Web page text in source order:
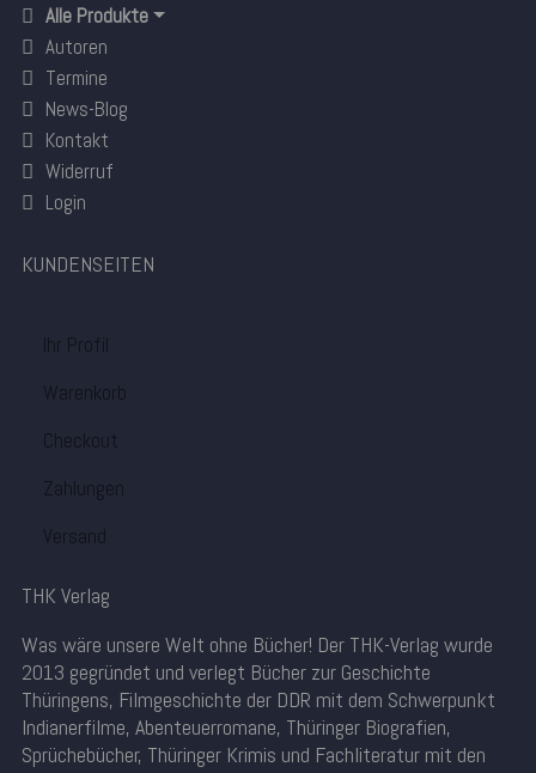
Alle Produkte
Autoren
Termine
News-Blog
Kontakt
Widerruf
Login
KUNDENSEITEN
Ihr Profil
Warenkorb
Checkout
Zahlungen
Versand
THK Verlag
Was wäre unsere Welt ohne Bücher! Der THK-Verlag wurde
2013 gegründet und verlegt Bücher zur Geschichte
Thüringens, Filmgeschichte der DDR mit dem Schwerpunkt
Indianerfilme, Abenteuerromane, Thüringer Biografien,
Sprüchebücher, Thüringer Krimis und Fachliteratur mit den